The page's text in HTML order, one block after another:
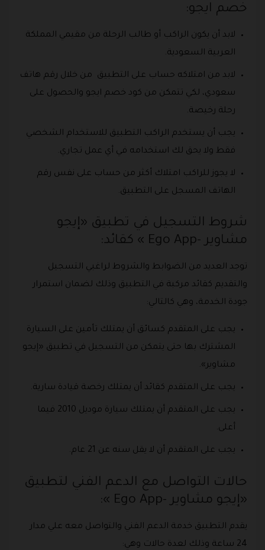
خصم ايجو:
لابد أن يكون الراكب أو طالب الرحلة من مقيمي المملكة
العربية السعودية.
لابد من امتلاكه حساب على التطبيق من خلال رقم هاتف
سعودي، لكي تتمكن من كود خصم ايجو والحصول على
رحلة رخيصة.
يجب أن يستخدم الراكب التطبيق للاستخدام الشخصي
فقط ولا يحق لك استخدامه في أي عمل تجاري.
لا يجوز للراكب امتلاك أكثر من حساب على نفس رقم
الهاتف المسجل على التطبيق.
شروط التسجيل في تطبيق «إيجو
مشاوير -Ego App » كقائد:
توجد العديد من الضوابط والشروط لراغبي التسجيل
والتقديم كقائد مركبة في التطبيق وذلك لضمان استمرار
جودة الخدمة، وهي كالتالي:
يجب على المتقدم كسائق أن يمتلك تأمين على السيارة
المشترك بها حتى يتمكن من التسجيل في تطبيق «إيجو
مشاوير».
يجب على المتقدم كقائد أن يمتلك رخصة قيادة سارية.
يجب على المتقدم أن يمتلك سيارة موديل 2010 فيما
أعلى.
يجب على المتقدم أن لا يقل سنه عن 21 عام.
حالات التواصل مع الدعم الفني لتطبيق
«إيجو مشاوير -Ego App »:
يقدم التطبيق خدمة الدعم الفني والتواصل معه علي مدار
24 ساعة وذلك لعدة حالات وهي: